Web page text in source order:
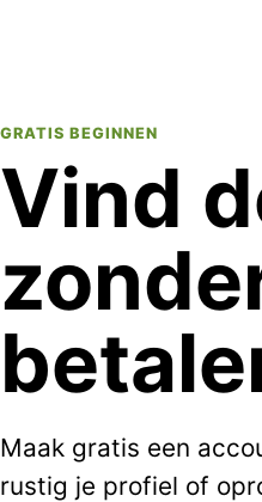
GRATIS BEGINNEN
Vind
Maak gratis een
rustig je profiel of